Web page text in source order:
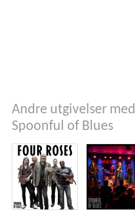
Andre utgivelser med
Spoonful of Blues